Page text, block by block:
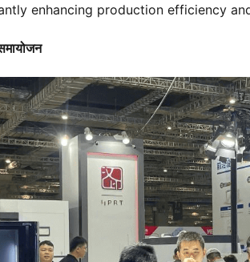
enhancing production efficiency